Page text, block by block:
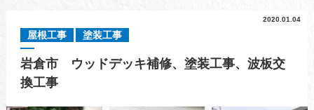
2020.01.04
屋根工事 塗装工事
岩倉市 ウッドデッキ補修、塗装工事、波板交
換工事